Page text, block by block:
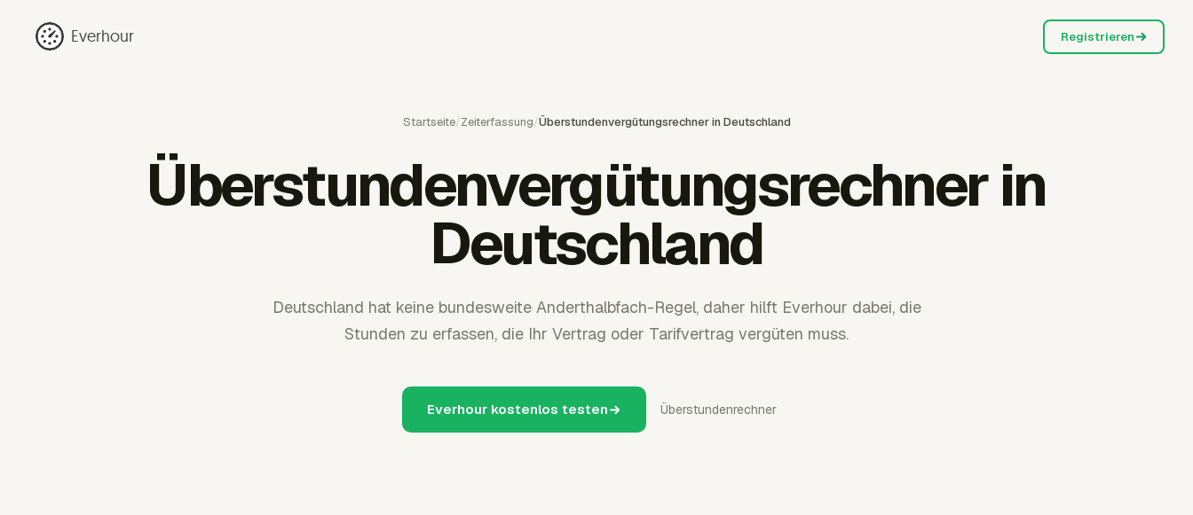
Everhour Registrieren
Startseite/Zeiterfassung/Überstundenvergütungsrechner in Deutschland
Überstundenvergütungsrechner in
Deutschland
Deutschland hat keine bundesweite Anderthalbfach-Regel, daher hilft Everhour dabei, die
Stunden zu erfassen, die Ihr Vertrag oder Tarifvertrag vergüten muss.
Everhour kostenlos testen Überstundenrechner